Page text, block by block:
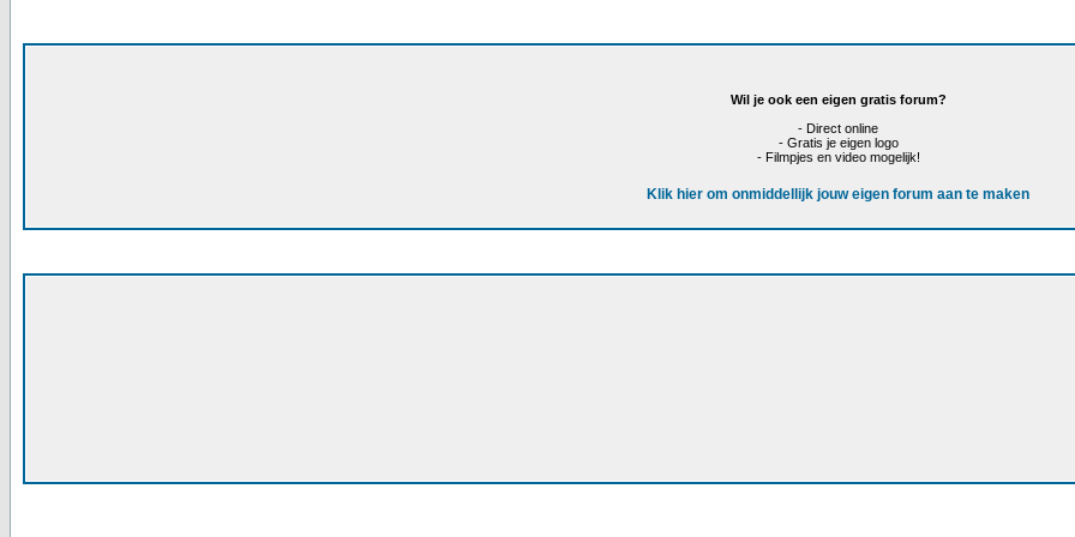
Wil je ook een eigen gratis forum?
- Direct online
- Gratis je eigen logo
- Filmpjes en video mogelijk!
Klik hier om onmiddellijk jouw eigen forum aan te maken